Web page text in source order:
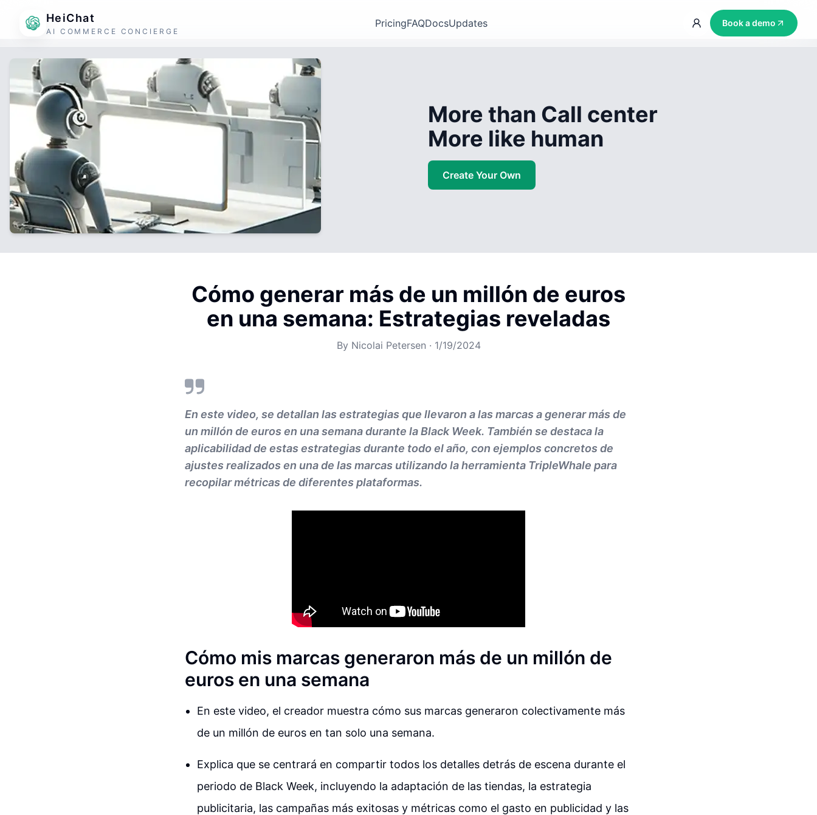
HeiChat
AI COMMERCE CONCIERGE
PricingFAQDocsUpdates Book a demo
More than Call center
More like human
Create Your Own
Cómo generar más de un millón de euros
en una semana: Estrategias reveladas
By Nicolai Petersen · 1/19/2024
En este video, se detallan las estrategias que llevaron a las marcas a generar más de
un millón de euros en una semana durante la Black Week. También se destaca la
aplicabilidad de estas estrategias durante todo el año, con ejemplos concretos de
ajustes realizados en una de las marcas utilizando la herramienta TripleWhale para
recopilar métricas de diferentes plataformas.
Cómo mis marcas generaron más de un millón de
euros en una semana
En este video, el creador muestra cómo sus marcas generaron colectivamente más
de un millón de euros en tan solo una semana.
Explica que se centrará en compartir todos los detalles detrás de escena durante el
periodo de Black Week, incluyendo la adaptación de las tiendas, la estrategia
publicitaria, las campañas más exitosas y métricas como el gasto en publicidad y las